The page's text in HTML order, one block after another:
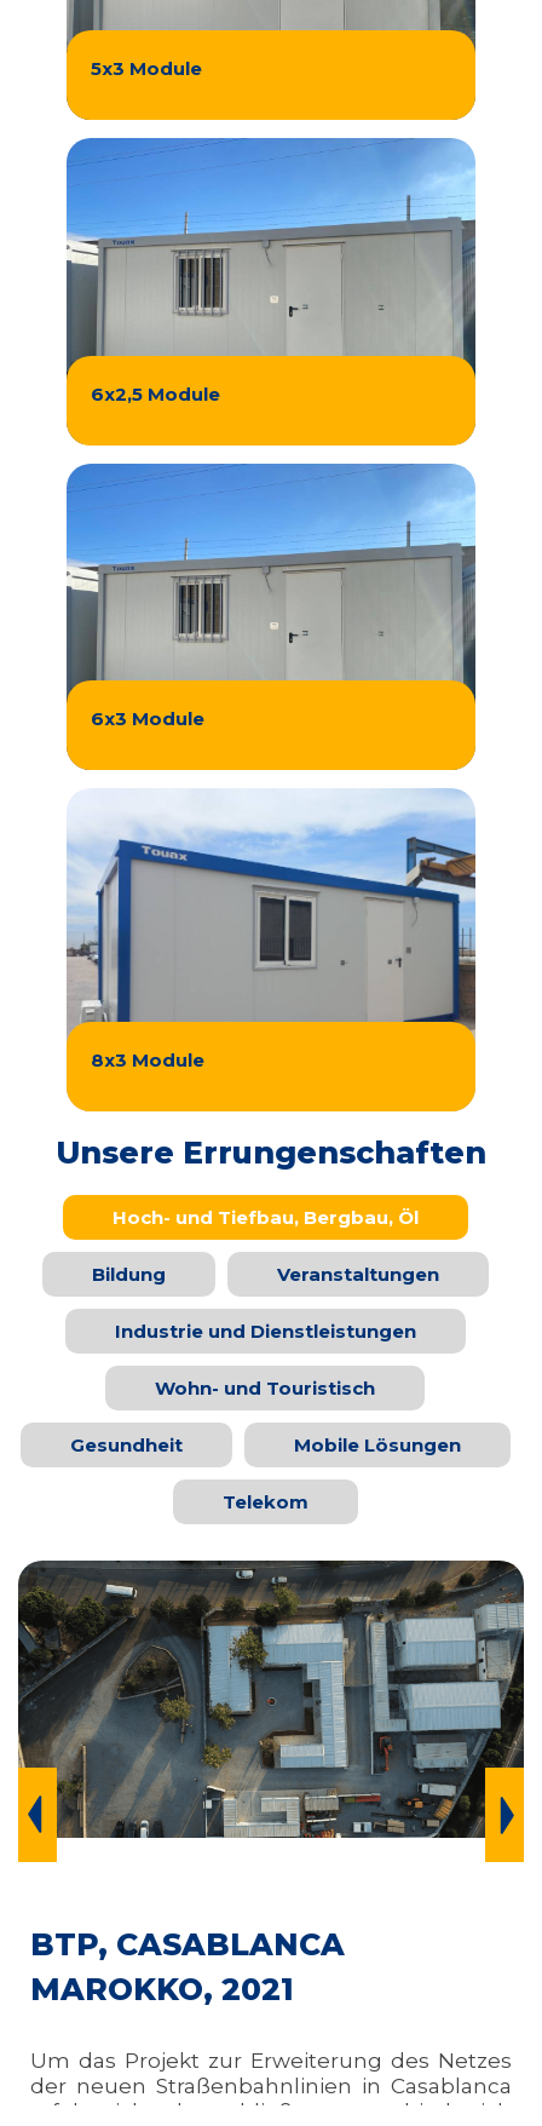
5x3 Module
6x2,5 Module
6x3 Module
8x3 Module
Unsere Errungenschaften
Hoch- und Tiefbau, Bergbau, Öl
Bildung Veranstaltungen
Industrie und Dienstleistungen
Wohn- und Touristisch
Gesundheit Mobile Lösungen
Telekom
BTP, CASABLANCA
MAROKKO, 2021
Um das Projekt zur Erweiterung des Netzes
der neuen Straßenbahnlinien in Casablanca
erfolgreich abzuschließen, entschied sich